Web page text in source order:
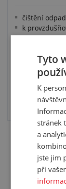
čištění
k
odolnost
Tyto
K
stránek
a
jste jim
při